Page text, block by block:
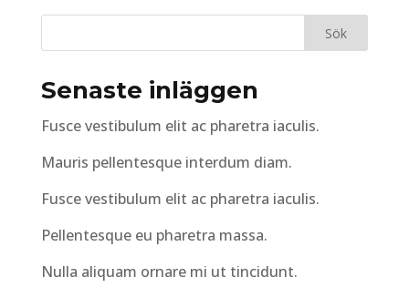
Senaste inläggen
Fusce vestibulum elit ac pharetra iaculis.
Mauris pellentesque interdum diam.
Fusce vestibulum elit ac pharetra iaculis.
Pellentesque eu pharetra massa.
Nulla aliquam ornare mi ut tincidunt.